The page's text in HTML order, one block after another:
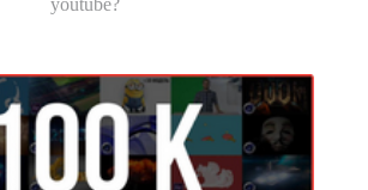
youtube?